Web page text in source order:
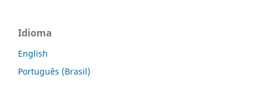
Idioma
English
Português (Brasil)